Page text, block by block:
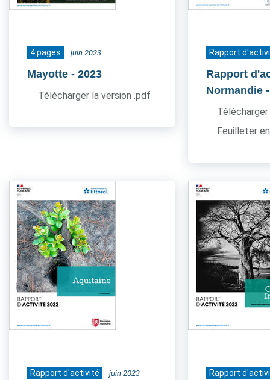
4 pages juin 2023
Mayotte - 2023
Télécharger la version .pdf
Rapport
Rapport
Normandie
Feuilleter
Rapport d'activité juin 2023 Rapport